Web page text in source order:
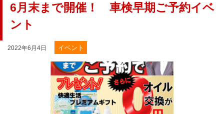
6月末まで開催！ 車検早期ご予約イベ
ント
2022年6月4日 イベント